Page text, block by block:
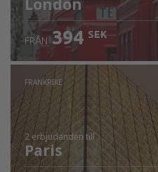
London
FRÅN 394 SEK
FRANKRIKE
2 erbjudanden till
Paris